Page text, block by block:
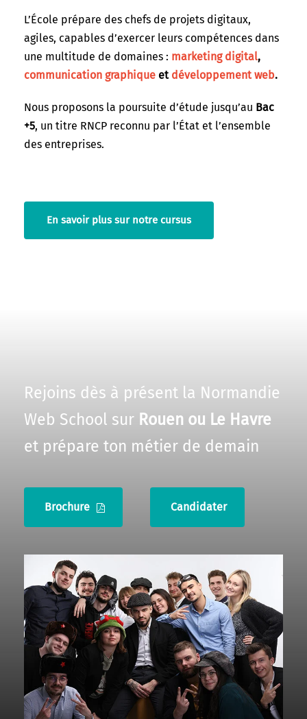
L’École prépare des chefs de projets digitaux,
agiles, capables d’exercer leurs compétences dans
une multitude de domaines : marketing digital,
communication graphique et développement web.
Nous proposons la poursuite d’étude jusqu’au Bac
+5, un titre RNCP reconnu par l’État et l’ensemble
des entreprises.
En savoir plus sur notre cursus
Rejoins dès à présent la Normandie
Web School sur Rouen ou Le Havre
et prépare ton métier de demain
Brochure Candidater